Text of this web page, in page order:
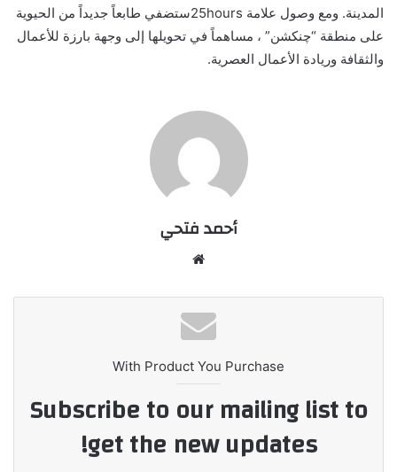
المدينة. ومع وصول علامة 25hoursستضفي طابعاً جديداً من الحيوية
على منطقة “چنكشن” ، مساهماً في تحويلها إلى وجهة بارزة للأعمال
والثقافة وريادة الأعمال العصرية.
أحمد فتحي
With Product You Purchase
Subscribe to our mailing list to
get the new updates!